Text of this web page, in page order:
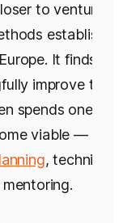
to venture
It finds
improve the
spends one to
viable —
, technical